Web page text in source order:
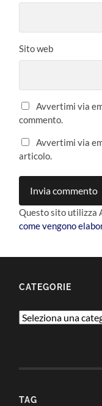
Sito web
Avvertimi via
commento.
Avvertimi via
articolo.
Questo sito utilizza
come vengono
CATEGORIE
Categorie
TAG